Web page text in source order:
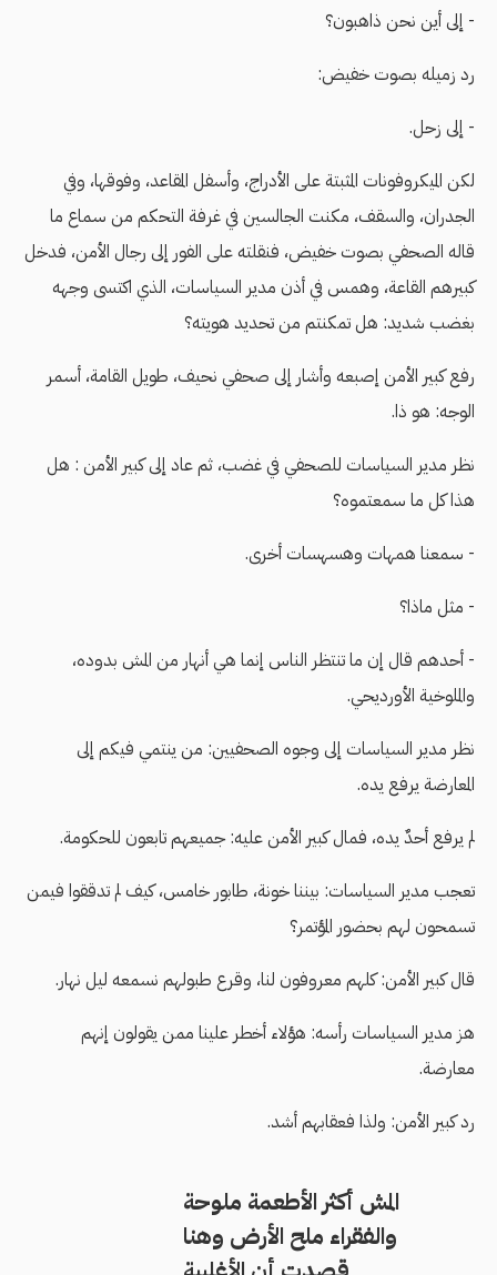
- إلى أين نحن ذاهبون؟
رد زميله بصوت خفيض:
- إلى زحل.
لكن الميكروفونات المثبتة على الأدراج، وأسفل المقاعد، وفوقها، وفي
الجدران، والسقف، مكنت الجالسين في غرفة التحكم من سماع ما
قاله الصحفي بصوت خفيض، فنقلته على الفور إلى رجال الأمن، فدخل
كبيرهم القاعة، وهمس في أذن مدير السياسات، الذي اكتسى وجهه
بغضب شديد: هل تمكنتم من تحديد هويته؟
رفع كبير الأمن إصبعه وأشار إلى صحفي نحيف، طويل القامة، أسمر
الوجه: هو ذا.
نظر مدير السياسات للصحفي في غضب، ثم عاد إلى كبير الأمن : هل
هذا كل ما سمعتموه؟
- سمعنا همهات وهسهسات أخرى.
- مثل ماذا؟
- أحدهم قال إن ما تنتظر الناس إنما هي أنهار من المش بدوده،
والملوخية الأورديحي.
نظر مدير السياسات إلى وجوه الصحفيين: من ينتمي فيكم إلى
المعارضة يرفع يده.
لم يرفع أحدٌ يده، فمال كبير الأمن عليه: جميعهم تابعون للحكومة.
تعجب مدير السياسات: بيننا خونة، طابور خامس، كيف لم تدققوا فيمن
تسمحون لهم بحضور المؤتمر؟
قال كبير الأمن: كلهم معروفون لنا، وقرع طبولهم نسمعه ليل نهار.
هز مدير السياسات رأسه: هؤلاء أخطر علينا ممن يقولون إنهم
معارضة.
رد كبير الأمن: ولذا فعقابهم أشد.
المش أكثر الأطعمة ملوحة
والفقراء ملح الأرض وهنا